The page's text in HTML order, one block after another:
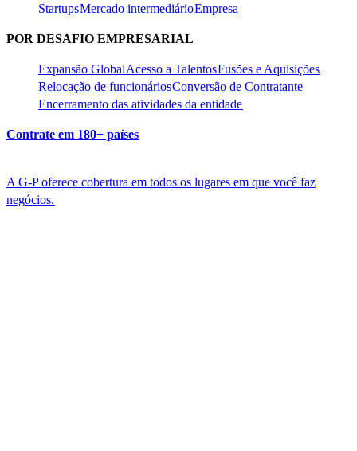
Startups​​Mercado intermediário​​Empresa​​
POR DESAFIO EMPRESARIAL​​
Expansão Global​​Acesso a Talentos​​Fusões e Aquisições​​
Relocação de funcionários​​Conversão de Contratante​​
Encerramento das atividades da entidade​​
Contrate em 180+ países​​
A G-P oferece cobertura em todos os lugares em que você faz
negócios.​​